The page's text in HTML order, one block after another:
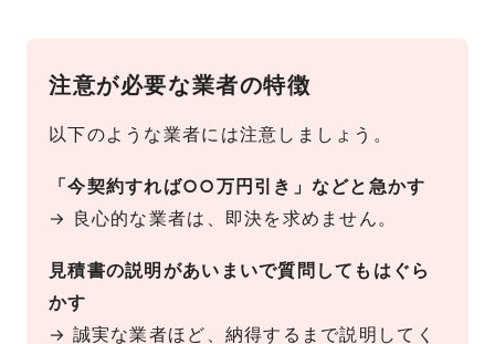
注意が必要な業者の特徴
以下のような業者には注意しましょう。
「今契約すれば○○万円引き」などと急かす
→ 良心的な業者は、即決を求めません。
見積書の説明があいまいで質問してもはぐら
かす
→ 誠実な業者ほど、納得するまで説明してく